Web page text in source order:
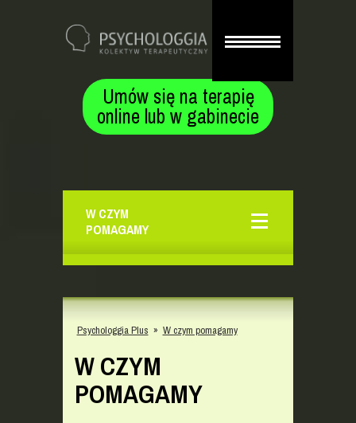
Umów się na terapię
online lub w gabinecie
W CZYM
POMAGAMY
Psychologgia Plus » W czym pomagamy
W CZYM
POMAGAMY